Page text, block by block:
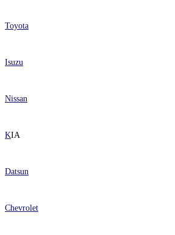
Toyota
Isuzu
Nissan
KIA
Datsun
Chevrolet